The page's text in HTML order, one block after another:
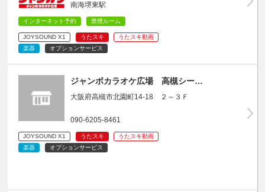
南海堺東駅
インターネット予約 禁煙ルーム
JOYSOUND X1 うたスキ
うたスキ動画
楽器
オプションサービス
ジャンボカラオケ広場 高槻シー…
大阪府高槻市北園町14-18 ２～３Ｆ
090-6205-8461
JOYSOUND X1 うたスキ
うたスキ動画
楽器
オプションサービス